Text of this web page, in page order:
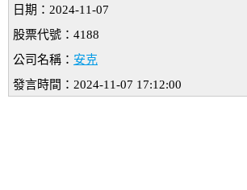
日期：2024-11-07
股票代號：4188
公司名稱： 安克
發言時間：2024-11-07 17:12:00